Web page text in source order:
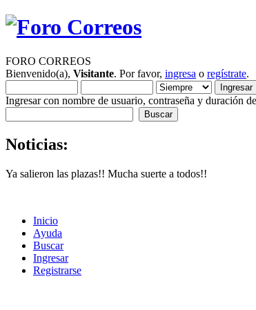
FORO CORREOS
Bienvenido(a), Visitante. Por favor, ingresa o regístrate.
Ingresar con nombre de usuario, contraseña y duración
Noticias:
Ya salieron las plazas!! Mucha suerte a todos!!
Inicio
Ayuda
Buscar
Ingresar
Registrarse